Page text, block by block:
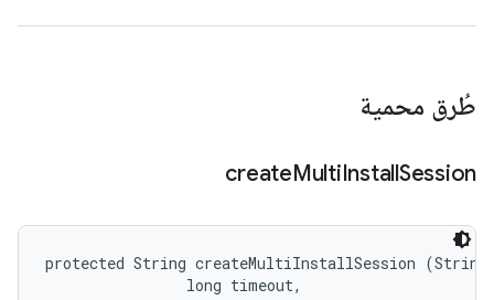
طُرق محمية
createMultiInstallSession
protected String createMultiInstallSession
                long timeout,